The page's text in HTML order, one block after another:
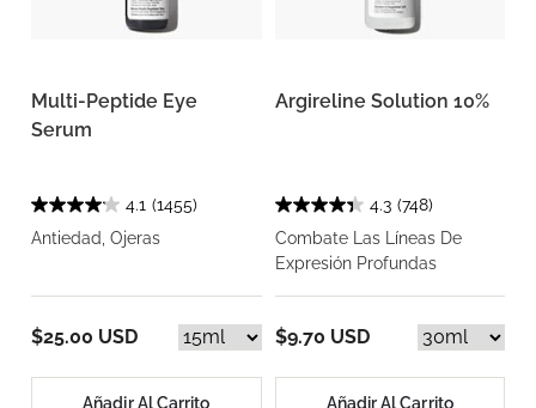
Multi-Peptide Eye
Serum
4.1 (1455)
Antiedad, Ojeras
$25.00 USD
Añadir Al Carrito
Argireline Solution 10%
4.3 (748)
Combate Las Líneas De
Expresión Profundas
$9.70 USD
Añadir Al Carrito